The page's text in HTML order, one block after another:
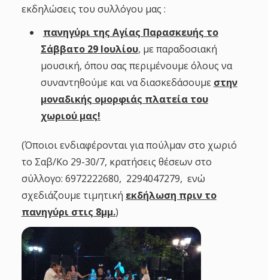
εκδηλώσεις του συλλόγου μας :
πανηγύρι της Αγίας Παρασκευής το
Σάββατο 29 Ιουλίου, με παραδοσιακή
μουσική, όπου σας περιμένουμε όλους να
συναντηθούμε και να διασκεδάσουμε στην
μοναδικής ομορφιάς πλατεία του
χωριού μας!
(Όποιοι ενδιαφέρονται για πούλμαν στο χωριό
το Σαβ/Κο 29-30/7, κρατήσεις θέσεων στο
σύλλογο: 6972222680, 2294047279, ενώ
σχεδιάζουμε τιμητική εκδήλωση πριν το
πανηγύρι στις 8μμ.)